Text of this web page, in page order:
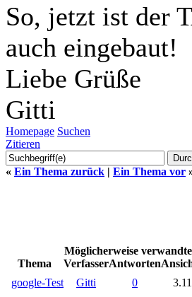
So, jetzt ist der
auch eingebaut!
Liebe Grüße
Gitti
Homepage Suchen
Zitieren
« Ein Thema zurück | Ein Thema vor
Möglicherweise
Thema
VerfasserAntworten
google-Test
Gitti 0